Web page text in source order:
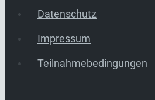
Datenschutz
Impressum
Teilnahmebedingungen